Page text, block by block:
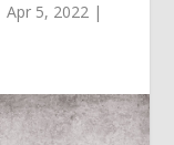
Apr 5, 2022|